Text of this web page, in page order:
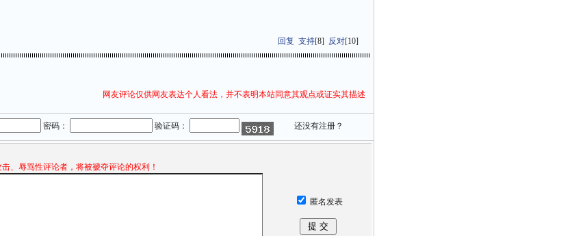
回复 支持[8] 反对[10]
网友评论仅供网友表达个人看法，并不表明本站同意其观点或证实其描述
密码： 验证码： 还没有注册？
、辱骂性评论者，将被褫夺评论的权利！
匿名发表